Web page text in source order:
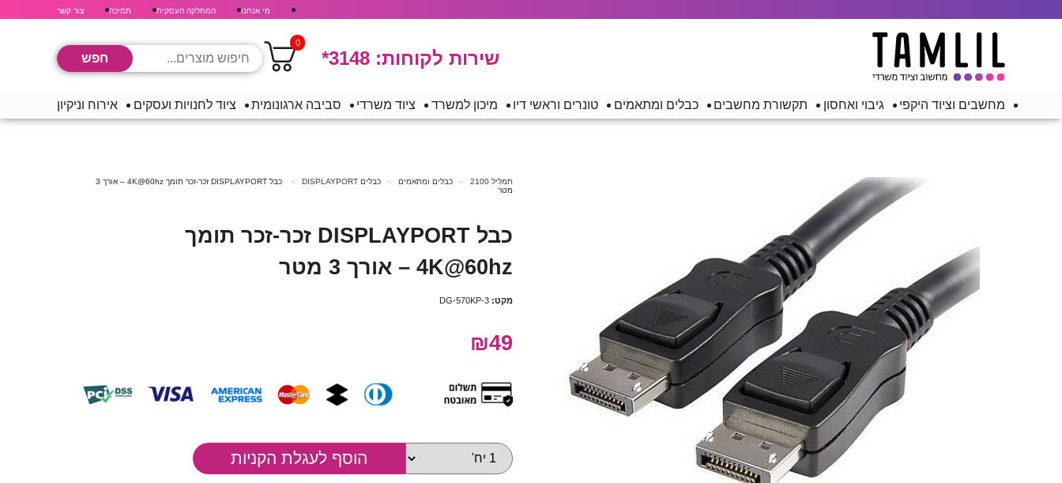
מי אנחנו המחלקה העסקית תמיכה צור קשר
שירות לקוחות: *3148
0
מחשבים וציוד היקפי גיבוי ואחסון תקשורת מחשבים כבלים ומתאמים טונרים וראשי דיו מיכון למשרד ציוד משרדי סביבה ארגונומית ציוד לחנויות ועסקים אירוח וניקיון
תמליל 2100 כבלים ומתאמים כבלים DISPLAYPORT
כבל DISPLAYPORT זכר-זכר תומך 4K@60hz – אורך 3
מטר
כבל DISPLAYPORT זכר-זכר תומך
4K@60hz – אורך 3 מטר
מקט: DG-570KP-3
₪49